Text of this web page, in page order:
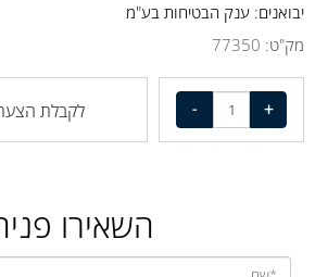
יבואנים: ענק הבטיחות בע"מ
מק"ט: 77350
לקבלת
השאירו